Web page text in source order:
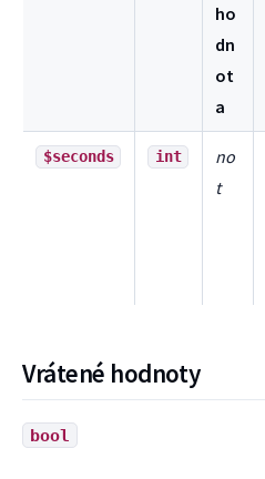
ho
dn
ot
a
$seconds int
no
t
Vrátené hodnoty
bool